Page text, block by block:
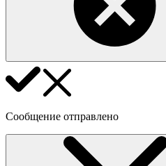
Сообщение отправлено